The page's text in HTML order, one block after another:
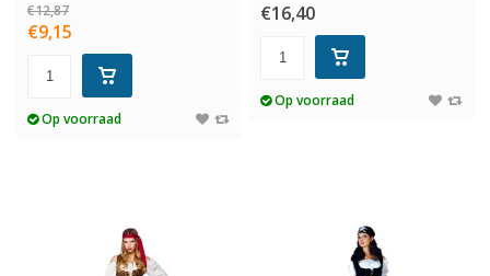
€12,87
€9,15
Op voorraad
€16,40
Op voorraad